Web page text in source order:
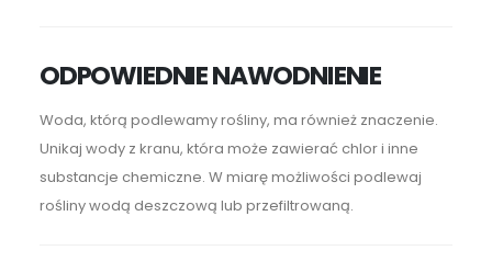
ODPOWIEDNIE NAWODNIENIE
Woda, którą podlewamy rośliny, ma również znaczenie.
Unikaj wody z kranu, która może zawierać chlor i inne
substancje chemiczne. W miarę możliwości podlewaj
rośliny wodą deszczową lub przefiltrowaną.